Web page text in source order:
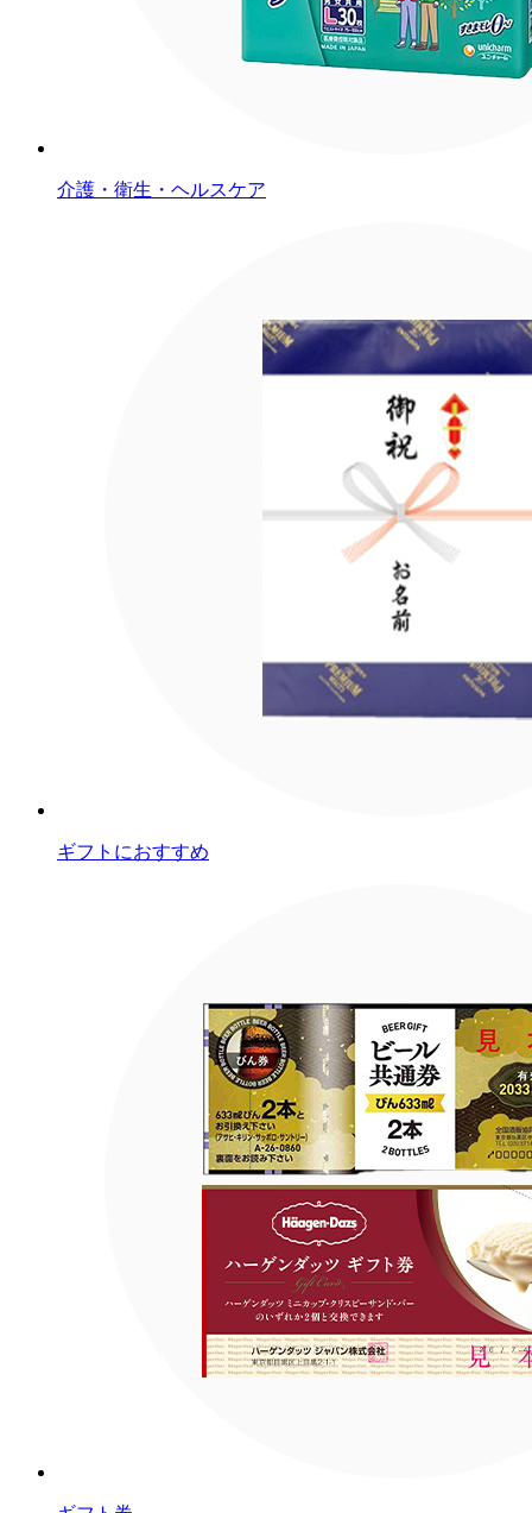
介護・衛生・ヘルスケア
ギフトにおすすめ